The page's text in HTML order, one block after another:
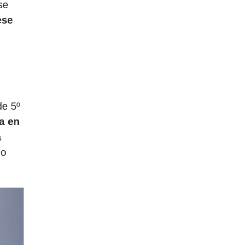
5º
en